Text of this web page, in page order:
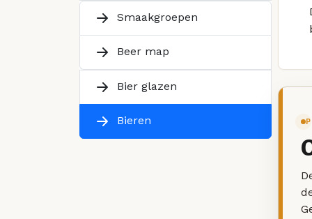
Smaakgroepen
Beer map
Bier glazen
Bieren